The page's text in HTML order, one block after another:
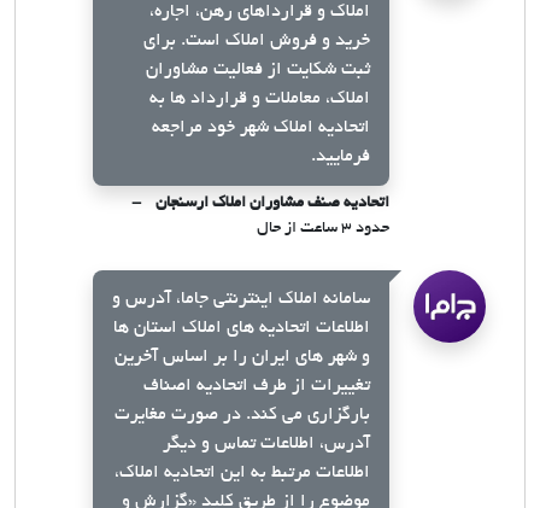
املاک و قرارداهای رهن، اجاره،
خرید و فروش املاک است. برای
ثبت شکایت از فعالیت مشاوران
املاک، معاملات و قرارداد ها به
اتحادیه املاک شهر خود مراجعه
فرمایید.
اتحادیه صنف مشاوران املاک ارسنجان
حدود ۳ ساعت از حال
سامانه املاک اینترنتی جاما، آدرس و
اطلاعات اتحادیه های املاک استان ها
و شهر های ایران را بر اساس آخرین
تغییرات از طرف اتحادیه اصناف
بارگزاری می کند. در صورت مغایرت
آدرس، اطلاعات تماس و دیگر
اطلاعات مرتبط به این اتحادیه املاک،
موضوع را از طریق کلید «گزارش و